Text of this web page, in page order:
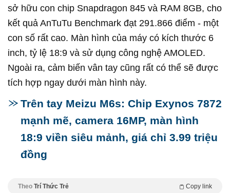
sở hữu con chip Snapdragon 845 và RAM 8GB, cho
kết quả AnTuTu Benchmark đạt 291.866 điểm - một
con số rất cao. Màn hình của máy có kích thước 6
inch, tỷ lệ 18:9 và sử dụng công nghệ AMOLED.
Ngoài ra, cảm biến vân tay cũng rất có thể sẽ được
tích hợp ngay dưới màn hình này.
Trên tay Meizu M6s: Chip Exynos 7872
mạnh mẽ, camera 16MP, màn hình
18:9 viền siêu mảnh, giá chỉ 3.99 triệu
đồng
Theo Trí Thức Trẻ Copy link